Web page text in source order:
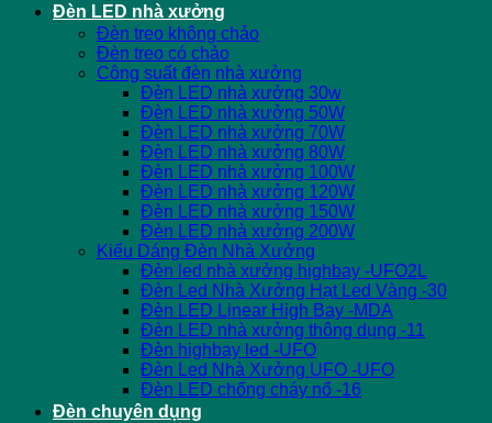
Đèn LED nhà xưởng
Đèn treo không chảo
Đèn treo có chảo
Công suất đèn nhà xưởng
Đèn LED nhà xưởng 30w
Đèn LED nhà xưởng 50W
Đèn LED nhà xưởng 70W
Đèn LED nhà xưởng 80W
Đèn LED nhà xưởng 100W
Đèn LED nhà xưởng 120W
Đèn LED nhà xưởng 150W
Đèn LED nhà xưởng 200W
Kiểu Dáng Đèn Nhà Xưởng
Đèn led nhà xưởng highbay -UFO2L
Đèn Led Nhà Xưởng Hạt Led Vàng -30
Đèn LED Linear High Bay -MDA
Đèn LED nhà xưởng thông dụng -11
Đèn highbay led -UFO
Đèn Led Nhà Xưởng UFO -UFO
Đèn LED chống cháy nổ -16
Đèn chuyên dụng